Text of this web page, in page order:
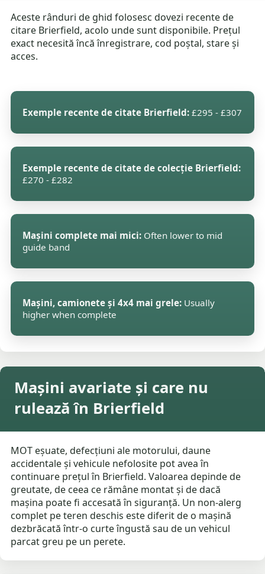
Aceste rânduri de ghid folosesc dovezi recente de
citare Brierfield, acolo unde sunt disponibile. Prețul
exact necesită încă înregistrare, cod poștal, stare și
acces.
Exemple recente de citate Brierfield: £295 - £307
Exemple recente de citate de colecție Brierfield:
£270 - £282
Mașini complete mai mici: Often lower to mid
guide band
Mașini, camionete și 4x4 mai grele: Usually
higher when complete
Mașini avariate și care nu
rulează în Brierfield
MOT eșuate, defecțiuni ale motorului, daune
accidentale și vehicule nefolosite pot avea în
continuare prețul în Brierfield. Valoarea depinde de
greutate, de ceea ce rămâne montat și de dacă
mașina poate fi accesată în siguranță. Un non-alerg
complet pe teren deschis este diferit de o mașină
dezbrăcată într-o curte îngustă sau de un vehicul
parcat greu pe un perete.